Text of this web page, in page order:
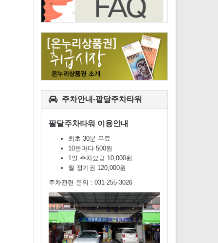
주차안내-팔달주차타워
팔달주차타워 이용안내
최초 30분 무료
10분마다 500원
1일 주차요금 10,000원
월 정기권 120,000원
주차관련 문의 : 031-255-3026